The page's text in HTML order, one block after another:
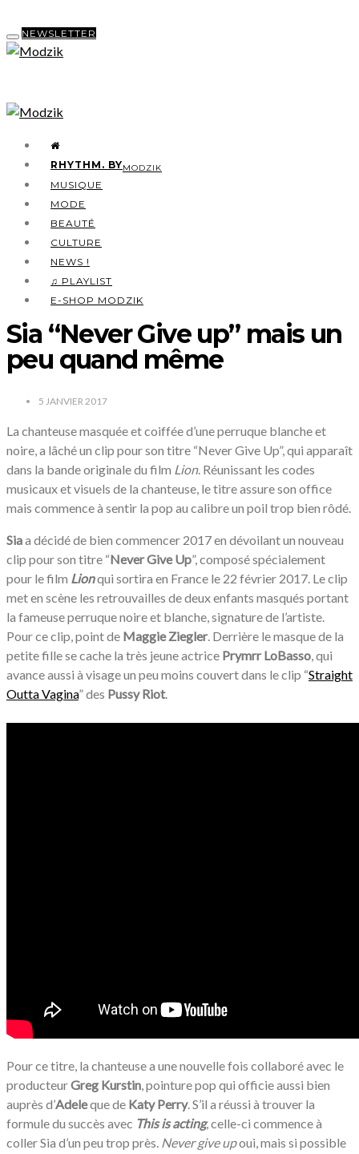
NEWSLETTER
RHYTHM. BYMODZIK
MUSIQUE
MODE
BEAUTÉ
CULTURE
NEWS !
♫ PLAYLIST
E-SHOP MODZIK
Sia “Never Give up” mais un
peu quand même
5 JANVIER 2017
La chanteuse masquée et coiffée d’une perruque blanche et
noire, a lâché un clip pour son titre “Never Give Up”, qui apparaît
dans la bande originale du film Lion. Réunissant les codes
musicaux et visuels de la chanteuse, le titre assure son office
mais commence à sentir la pop au calibre un poil trop bien rôdé.
Siaa décidé de bien commencer 2017 en dévoilant un nouveau
clip pour son titre “Never Give Up”, composé spécialement
pour le film Lionqui sortira en France le 22 février 2017. Le clip
met en scène les retrouvailles de deux enfants masqués portant
la fameuse perruque noire et blanche, signature de l’artiste.
Pour ce clip, point de Maggie Ziegler. Derrière le masque de la
petite fille se cache la très jeune actrice Prymrr LoBasso, qui
avance aussi à visage un peu moins couvert dans le clip “Straight
Outta Vagina” des Pussy Riot.
Pour ce titre, la chanteuse a une nouvelle fois collaboré avec le
producteurGreg Kurstin, pointure pop qui officie aussi bien
auprès d’Adeleque de Katy Perry. S’il a réussi à trouver la
formule du succès avec This is acting, celle-ci commence à
coller Sia d’un peu trop près. Never give upoui, mais si possible